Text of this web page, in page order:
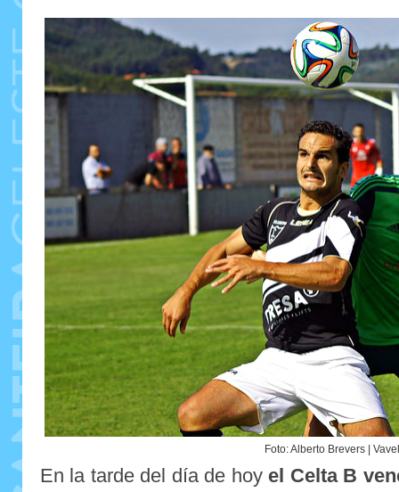
Foto: Alberto Brevers | Vavel
En la tarde del día de hoy el Celta B